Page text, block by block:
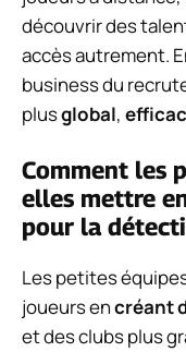
découvrir des
accès autrement.
business du
plusglobal,
Comment les
elles mettre
pour la
Les petites
joueurs encréant
et des clubs plus